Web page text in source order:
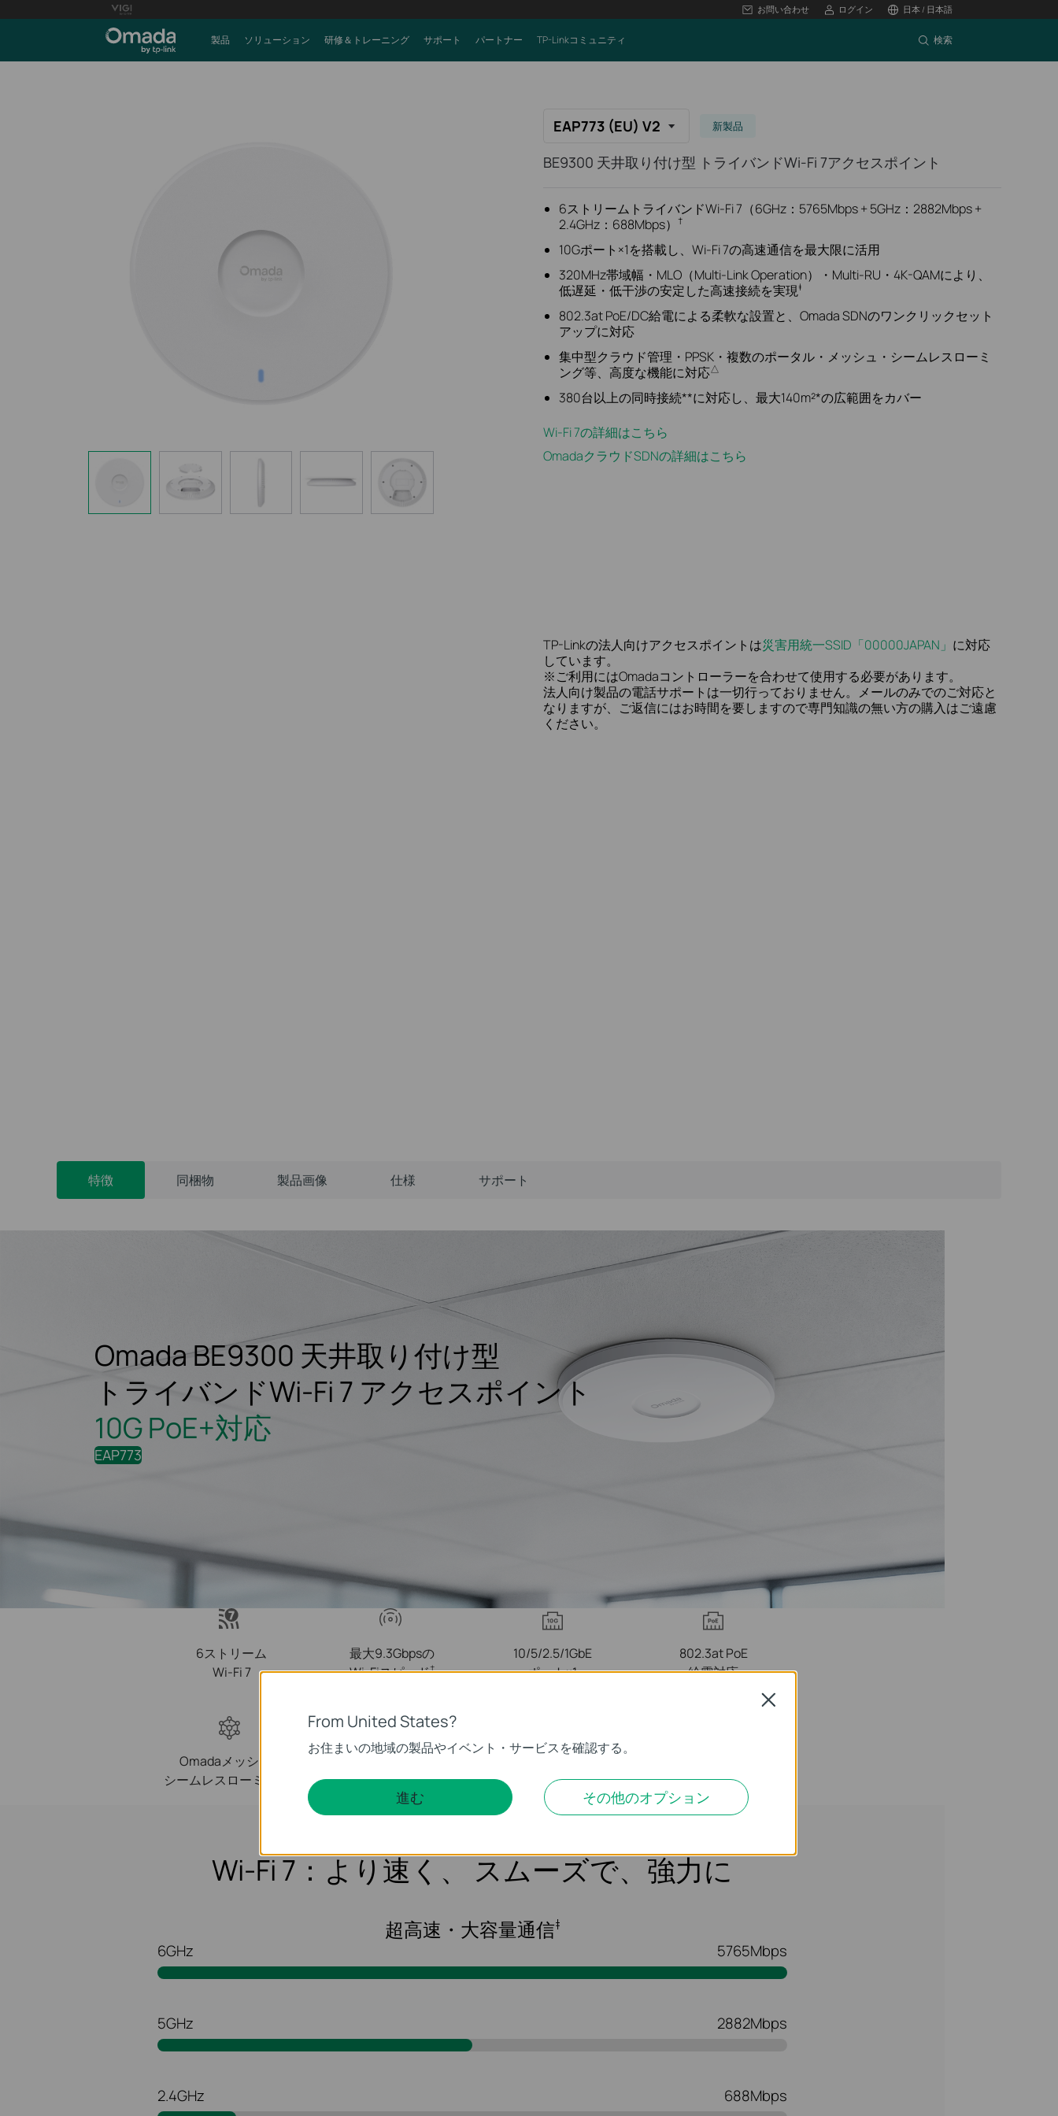
お問い合わせ ログイン 日本 / 日本語
製品 ソリューション 研修＆トレーニング サポート パートナー TP-Linkコミュニティ 検索
EAP773 (EU) V2 新製品
BE9300 天井取り付け型 トライバンドWi-Fi 7アクセスポイント
6ストリームトライバンドWi-Fi 7（6GHz：5765Mbps + 5GHz：2882Mbps +
2.4GHz：688Mbps） †
10Gポート×1を搭載し、Wi-Fi 7の高速通信を最大限に活用
320MHz帯域幅・MLO（Multi-Link Operation）・Multi-RU・4K-QAMにより、
低遅延・低干渉の安定した高速接続を実現‡
802.3at PoE/DC給電による柔軟な設置と、Omada SDNのワンクリックセット
アップに対応
集中型クラウド管理・PPSK・複数のポータル・メッシュ・シームレスローミ
ング等、高度な機能に対応△
380台以上の同時接続**に対応し、最大140m²*の広範囲をカバー
Wi-Fi 7の詳細はこちら
OmadaクラウドSDNの詳細はこちら
TP-Linkの法人向けアクセスポイントは災害用統一SSID「00000JAPAN」 に対応
しています。
※ご利用にはOmadaコントローラーを合わせて使用する必要があります。
法人向け製品の電話サポートは一切行っておりません。メールのみでのご対応と
なりますが、ご返信にはお時間を要しますので専門知識の無い方の購入はご遠慮
ください。
特徴 同梱物 製品画像 仕様 サポート
Omada BE9300 天井取り付け型
トライバンドWi-Fi 7 アクセスポイント
10G PoE+対応
EAP773
6ストリーム
Wi-Fi 7
最大9.3Gbpsの
Wi-Fiスピード†
10/5/2.5/1GbE
ポート×1
802.3at PoE
給電対応
Omadaメッシュ＆
シームレスローミング
クラウド管理
高度な
セキュリティ
設定・設置
Wi-Fi 7：より速く、スムーズで、強力に
超高速・大容量通信‡
6GHz 5765Mbps
5GHz 2882Mbps
2.4GHz 688Mbps
From United States?
お住まいの地域の製品やイベント・サービスを確認する。
進む その他のオプション
Close